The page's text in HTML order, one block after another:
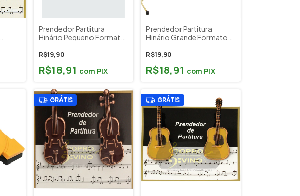
Prendedor Partitura
Hinário Pequeno Formato
MUSICAL
R$19,90
R$18,91 com PIX
Prendedor Partitura
Hinário Grande Formato
MUSICAL
R$19,90
R$18,91 com PIX
GRÁTIS GRÁTIS